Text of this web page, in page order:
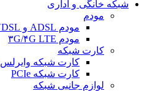
شبکه خانگی و اداری
مودم
مودم ADSL و VDSL
مودم ۳G/۴G LTE
کارت شبکه
کارت شبکه وایرلس USB
کارت شبکه PCIe
لوازم جانبی شبکه